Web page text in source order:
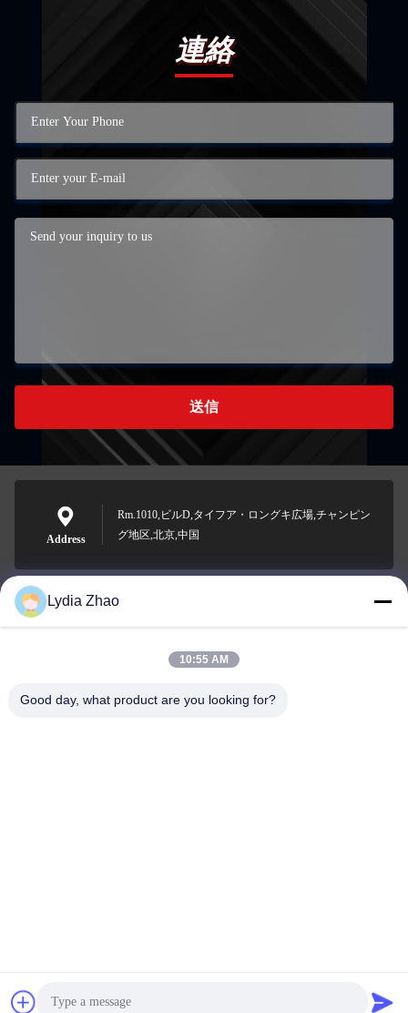
最高 の 価格 を 入手 する
連絡
送信
Address
Rm.1010,ビルD,タイフア・ロングキ広場,チャンピン
グ地区,北京,中国
jesingd@vip.sina.com
Beijing Oriens Technology Co., Ltd.
Lydia Zhao
10:55 AM
Good day, what product are you looking for?